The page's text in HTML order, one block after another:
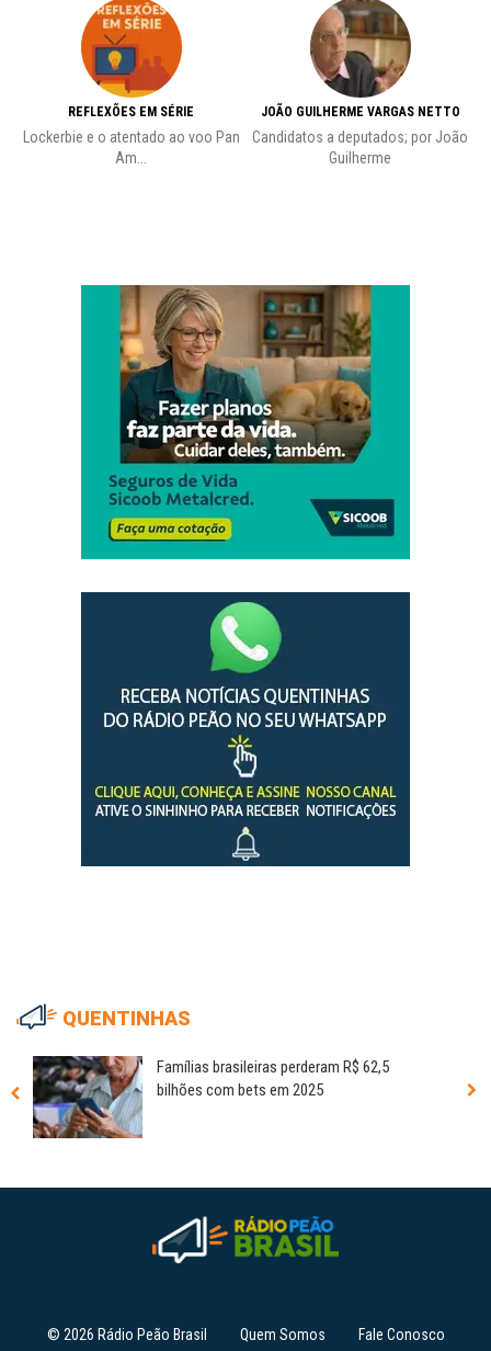
REFLEXÕES EM SÉRIE
Lockerbie e o atentado ao voo Pan
Am...
JOÃO GUILHERME VARGAS NETTO
Candidatos a deputados; por João
Guilherme
QUENTINHAS
Famílias brasileiras perderam R$ 62,5
bilhões com bets em 2025
© 2026 Rádio Peão Brasil Quem Somos Fale Conosco